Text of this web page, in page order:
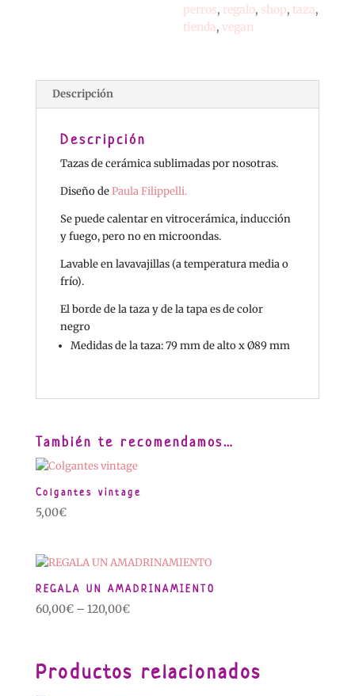
perros, regalo, shop, taza,
tienda,vegan
Descripción
Descripción
Tazas de cerámica sublimadas por nosotras.
Diseño dePaula Filippelli.
Se puede calentar en vitrocerámica, inducción
y fuego, pero no en microondas.
Lavable en lavavajillas (a temperatura media o
frío).
El borde de la taza y de la tapa es de color
negro
Medidas de la taza:79 mm de alto x Ø89 mm
También te recomendamos…
Colgantes vintage
5,00€
REGALA UN AMADRINAMIENTO
60,00€– 120,00€
Productos relacionados